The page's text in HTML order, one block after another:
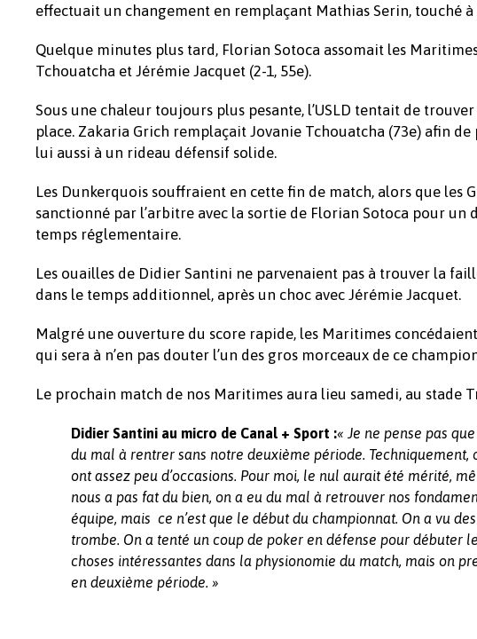
effectuait un changement en remplaçant Mathias Serin, touché
Quelque minutes plus tard, Florian Sotoca assomait les
Tchouatcha et Jérémie Jacquet (2-1, 55e).
Sous une chaleur toujours plus pesante, l’USLD tentait de
place. Zakaria Grich remplaçait Jovanie Tchouatcha (73e) afin
lui aussi à un rideau défensif solide.
Les Dunkerquois souffraient en cette fin de match, alors que les
sanctionné par l’arbitre avec la sortie de Florian Sotoca pour
temps réglementaire.
Les ouailles de Didier Santini ne parvenaient pas à trouver la
dans le temps additionnel, après un choc avec Jérémie Jacquet.
Malgré une ouverture du score rapide, les Maritimes
qui sera à n’en pas douter l’un des gros morceaux de ce
Le prochain match de nos Maritimes aura lieu samedi, au stade
Didier Santini au micro de Canal + Sport :« Je ne pense pas
du mal à rentrer sans notre deuxième période. Techniquement,
ont assez peu d’occasions. Pour moi, le nul aurait été mérité,
nous a pas fat du bien, on a eu du mal à retrouver nos
équipe, mais ce n’est que le début du championnat. On a vu
trombe. On a tenté un coup de poker en défense pour débuter
choses intéressantes dans la physionomie du match, mais on
en deuxième période. »